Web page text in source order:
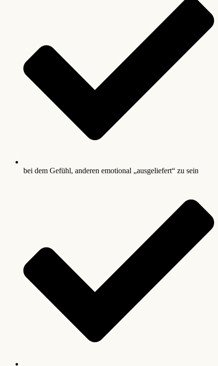
bei dem Gefühl, anderen emotional „ausgeliefert“ zu sein